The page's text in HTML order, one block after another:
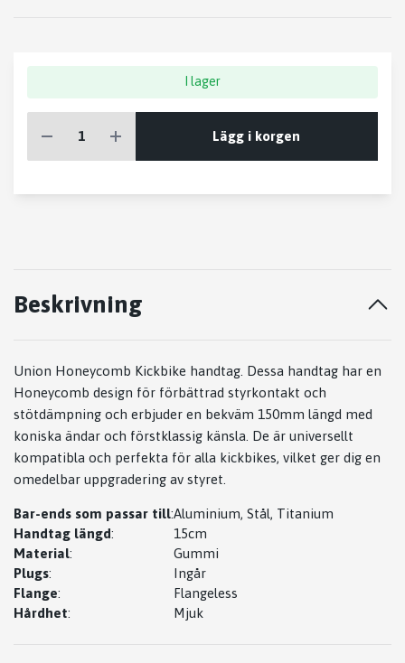
I lager
Lägg i korgen
Beskrivning
Union Honeycomb Kickbike handtag. Dessa handtag har en
Honeycomb design för förbättrad styrkontakt och
stötdämpning och erbjuder en bekväm 150mm längd med
koniska ändar och förstklassig känsla. De är universellt
kompatibla och perfekta för alla kickbikes, vilket ger dig en
omedelbar uppgradering av styret.
Bar-ends som passar till:Aluminium, Stål, Titanium
Handtag längd:
15cm
Material:
Gummi
Plugs:
Ingår
Flange:
Flangeless
Hårdhet: Mjuk